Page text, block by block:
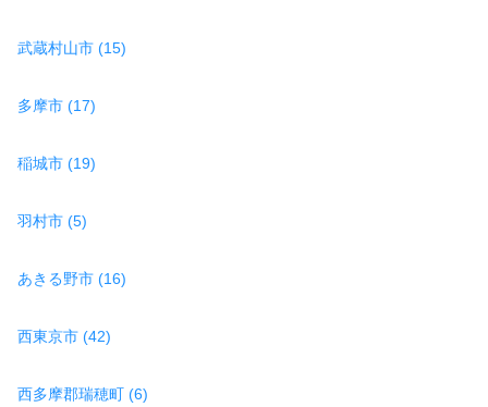
武蔵村山市 (15)
多摩市 (17)
稲城市 (19)
羽村市 (5)
あきる野市 (16)
西東京市 (42)
西多摩郡瑞穂町 (6)